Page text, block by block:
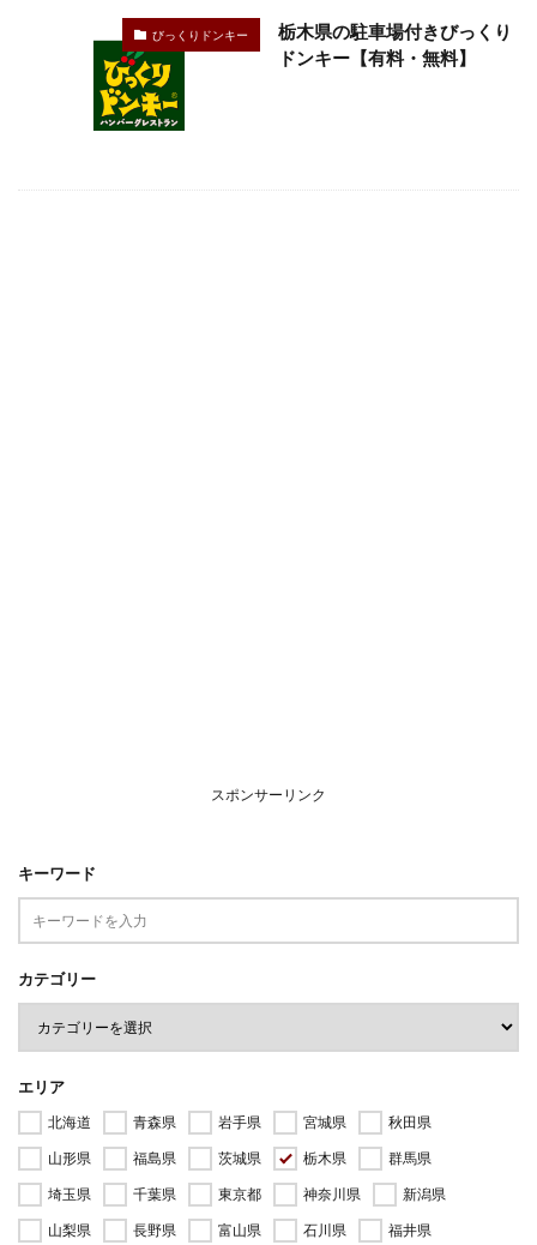
びっくりドンキー
栃木県の駐車場付きびっくり
ドンキー【有料・無料】
スポンサーリンク
キーワード
カテゴリー
エリア
北海道 青森県 岩手県 宮城県
秋田県
山形県
福島県 茨城県 栃木県
群馬県
埼玉県
千葉県 東京都 神奈川県
新潟県
山梨県
長野県 富山県 石川県
福井県